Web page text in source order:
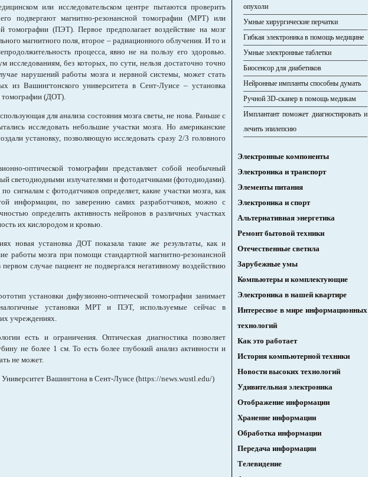
или исследовательском центре пытаются проверить
подвергают магнитно-резонансной томографии (МРТ) или
томографии (ПЭТ). Первое предполагает воздействие на мозг
магнитного поля, второе – радиационного облучения. И то и
процесса, явно не на пользу его здоровью.
исследованиям, без которых, по сути, нельзя достаточно точно
нарушений работы мозга и нервной системы, может стать
из Вашингтонского университета в Сент-Луисе – установка
томографии (ДОТ).
для анализа состояния мозга светы, не нова. Раньше с
исследовать небольшие участки мозга. Но американские
установку, позволяющую исследовать сразу 2/3 головного
оптической томографии представляет собой необычный
светодиодными излучателями и фотодатчиками (фотодиодами).
сигналам с фотодатчиков определяет, какие участки мозга, как
информации, по заверению самих разработчиков, можно с
определить активность нейронов в различных участках
их кислородом и кровью.
новая установка ДОТ показала такие же результаты, как и
работы мозга при помощи стандартной магнитно-резонансной
случае пациент не подвергался негативному воздействию
установки дифузионно-оптической томографии занимает
установки МРТ и ПЭТ, используемые сейчас в
учреждениях.
есть и ограничения. Оптическая диагностика позволяет
не более 1 см. То есть более глубокий анализ активности и
не может.
Университет Вашингтона в Сент-Луисе (https://news.wustl.edu/)
опухоли
Умные хирургические перчатки
Гибкая электроника в помощь медицине
Умные электронные таблетки
Биосенсор для диабетиков
Нейронные импланты способны думать
Ручной 3D-сканер в помощь медикам
Имплантант поможет диагностировать и
лечить эпилепсию
Электронные компоненты
Электроника и транспорт
Элементы питания
Электроника и спорт
Альтернативная энергетика
Ремонт бытовой техники
Отечественные светила
Зарубежные умы
Компьютеры и комплектующие
Электроника в нашей квартире
Интересное в мире информационных
технологий
Как это работает
История компьютерной техники
Новости высоких технологий
Удивительная электроника
Отображение информации
Хранение информации
Обработка информации
Передача информации
Телевидение